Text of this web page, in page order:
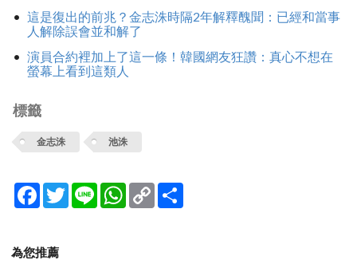
這是復出的前兆？金志洙時隔2年解釋醜聞：已經和當事
人解除誤會並和解了
演員合約裡加上了這一條！韓國網友狂讚：真心不想在
螢幕上看到這類人
標籤
金志洙 池洙
Facebook
TwitterLine WhatsApp
Copy
Link
為您推薦